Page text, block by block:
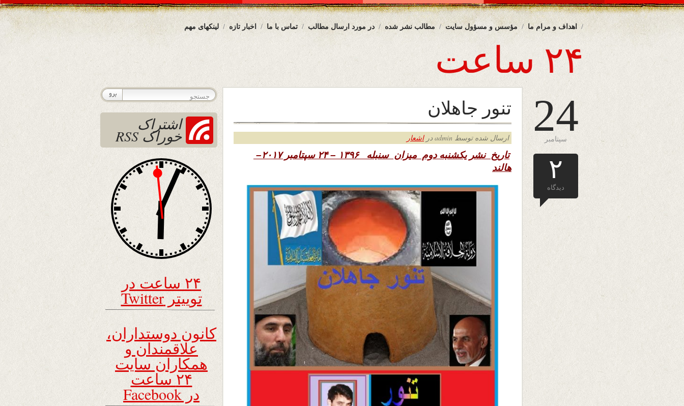
لینکهای مهم اخبار تازه تماس با ما در مورد ارسال مطالب مطالب نشر شده مؤسس و مسؤول سایت اهداف و مرام ما
۲۴ ساعت
24
سپتامبر
۲
دیدگاه
تنور جاهلان
ارسال شده توسط admin در اشعار
تاریخ نشر یکشنبه دوم میزان سنبله
۱۳۹۶ – ۲۴ سپتامبر ۲۰۱۷–
هالند
اشتراک
خوراک RSS
۲۴ ساعت در
توییتر Twitter
کانون دوستداران،
علاقمندان و
همکاران سایت
۲۴ ساعت
در Facebook